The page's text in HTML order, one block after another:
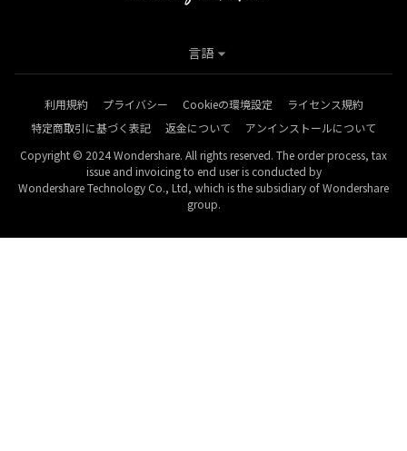
利用規約 プライバシー Cookieの環境設定
ライセンス規約
特定商取引に基づく表記
返金について
アンインストールについて
Copyright © 2024 Wondershare. All rights reserved. The order process, tax
issue and invoicing to end user is conducted by
Wondershare Technology Co., Ltd, which is the subsidiary of Wondershare
group.
言語